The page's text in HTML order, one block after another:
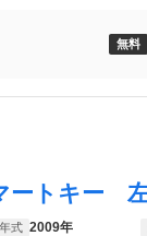
無料
年式 2009年